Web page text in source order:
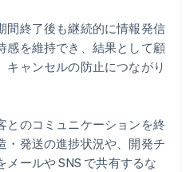
間終了後も継続的に情報発信
感を維持でき、結果として顧
キャンセルの防止につながり
とのコミュニケーションを終
・発送の進捗状況や、開発チ
ールや SNS で共有するな